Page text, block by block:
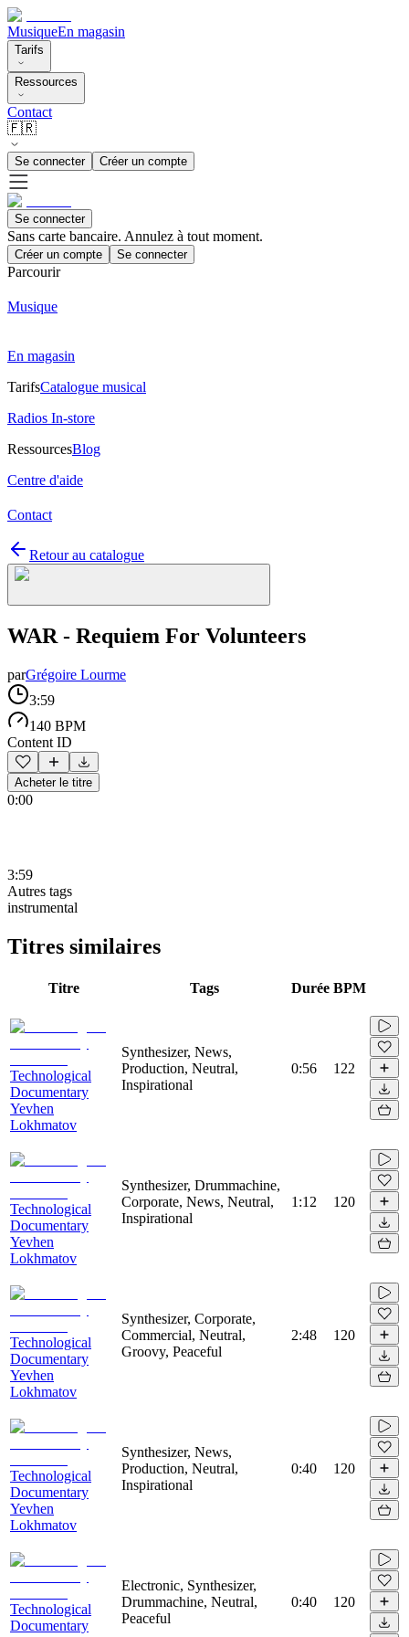
MusiqueEn magasin
Tarifs
Ressources
Contact
🇫🇷
Se connecter Créer un compte
Se connecter
Sans carte bancaire. Annulez à tout moment.
Créer un compte Se connecter
Parcourir
Musique
En magasin
TarifsCatalogue musical
Radios In-store
RessourcesBlog
Centre d'aide
Contact
Retour au catalogue
WAR - Requiem For Volunteers
parGrégoire Lourme
3:59
140 BPM
Content ID
Acheter le titre
0:00
3:59
Autres tags
instrumental
Titres similaires
Titre Tags Durée BPM
Technological
Documentary
Yevhen
Lokhmatov
Synthesizer, News,
Production, Neutral,
Inspirational
0:56 122
Technological
Documentary
Yevhen
Lokhmatov
Synthesizer, Drummachine,
Corporate, News, Neutral,
Inspirational
1:12 120
Technological
Documentary
Yevhen
Lokhmatov
Synthesizer, Corporate,
Commercial, Neutral,
Groovy, Peaceful
2:48 120
Technological
Documentary
Yevhen
Lokhmatov
Synthesizer, News,
Production, Neutral,
Inspirational
0:40 120
Technological
Documentary
Electronic, Synthesizer,
Drummachine, Neutral,
Peaceful
0:40 120